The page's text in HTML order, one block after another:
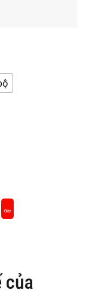
Giây
của